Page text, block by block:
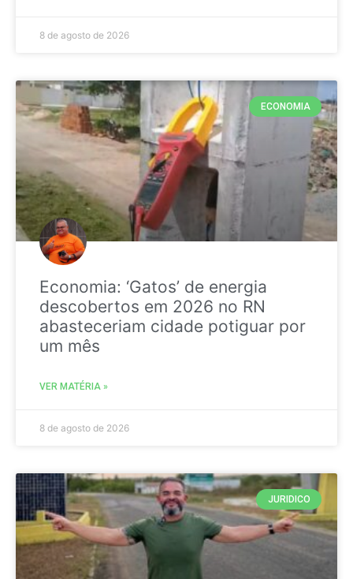
8 de agosto de 2026
ECONOMIA
Economia: ‘Gatos’ de energia
descobertos em 2026 no RN
abasteceriam cidade potiguar por
um mês
VER MATÉRIA »
8 de agosto de 2026
JURIDICO